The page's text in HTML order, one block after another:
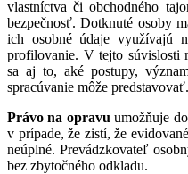
vlastníctva či obchodného
bezpečnosť. Dotknuté osoby
ich osobné údaje využívajú
profilovanie. V tejto súvislosti
sa aj to, aké postupy,
spracúvanie môže predstavovať.
Právo na opravu umožňuje
v prípade, že zistí, že
neúplné. Prevádzkovateľ
bez zbytočného odkladu.